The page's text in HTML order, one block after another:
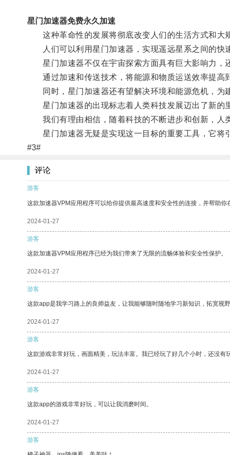
星门加速器免费永久加速
这种革命性的发展将彻底改变人们的生活方式和大
人们可以利用星门加速器，实现遥远星系之间的快
星门加速器不仅在宇宙探索方面具有巨大影响力，
通过加速和传送技术，将能源和物质运送效率提高
同时，星门加速器还有望解决环境和能源危机，为
星门加速器的出现标志着人类科技发展迈出了新的
我们有理由相信，随着科技的不断进步和创新，人
星门加速器无疑是实现这一目标的重要工具，它将
#3#
评论
游客
这款加速器VPM应用程序可以给你提供最高速度和安全性的连接，并帮助你
2024-01-27
游客
这款加速器VPM应用程序已经为我们带来了无限的流畅体验和安全性保护。
2024-01-27
游客
这款app是我学习路上的良师益友，让我能够随时随地学习新知识，拓宽视野
2024-01-27
游客
这款游戏非常好玩，画面精美，玩法丰富。我已经玩了好几个小时，还没有玩
2024-01-27
游客
这款app的游戏非常好玩，可以让我消磨时间。
2024-01-27
游客